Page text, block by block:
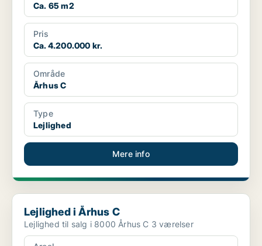
Ca. 65 m2
Pris
Ca. 4.200.000 kr.
Område
Århus C
Type
Lejlighed
Mere info
Lejlighed i Århus C
Lejlighed i Århus C
Lejlighed til salg i 8000 Århus C 3 værelser